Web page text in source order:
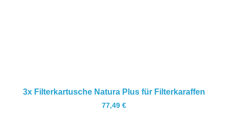
3x Filterkartusche Natura Plus für Filterkaraffen
77,49 €